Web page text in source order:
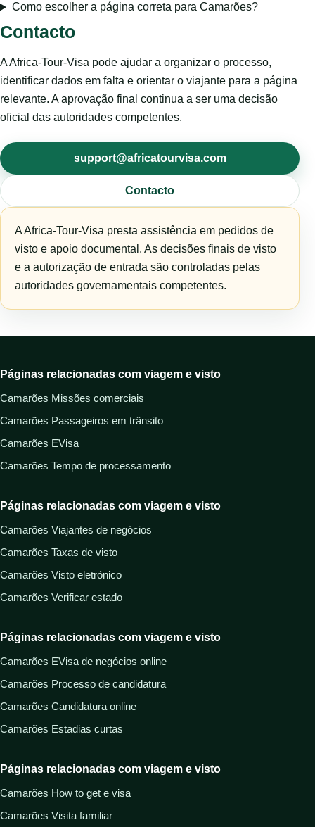
Como escolher a página correta para Camarões?
Contacto
A Africa-Tour-Visa pode ajudar a organizar o processo,
identificar dados em falta e orientar o viajante para a página
relevante. A aprovação final continua a ser uma decisão
oficial das autoridades competentes.
support@africatourvisa.com
Contacto
A Africa-Tour-Visa presta assistência em pedidos de
visto e apoio documental. As decisões finais de visto
e a autorização de entrada são controladas pelas
autoridades governamentais competentes.
Páginas relacionadas com viagem e visto
Camarões Missões comerciais
Camarões Passageiros em trânsito
Camarões EVisa
Camarões Tempo de processamento
Páginas relacionadas com viagem e visto
Camarões Viajantes de negócios
Camarões Taxas de visto
Camarões Visto eletrónico
Camarões Verificar estado
Páginas relacionadas com viagem e visto
Camarões EVisa de negócios online
Camarões Processo de candidatura
Camarões Candidatura online
Camarões Estadias curtas
Páginas relacionadas com viagem e visto
Camarões How to get e visa
Camarões Visita familiar